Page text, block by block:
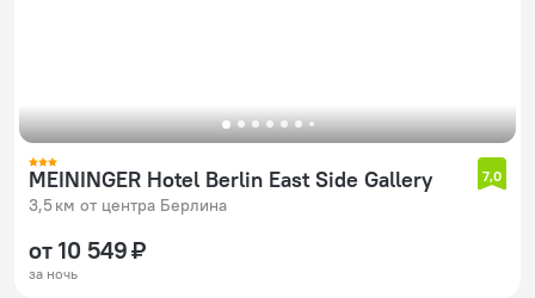
MEININGER Hotel Berlin East Side Gallery
3,5 км от центра Берлина
7,0
от 10 549 ₽
за ночь